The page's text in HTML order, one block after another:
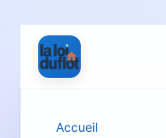
Accueil